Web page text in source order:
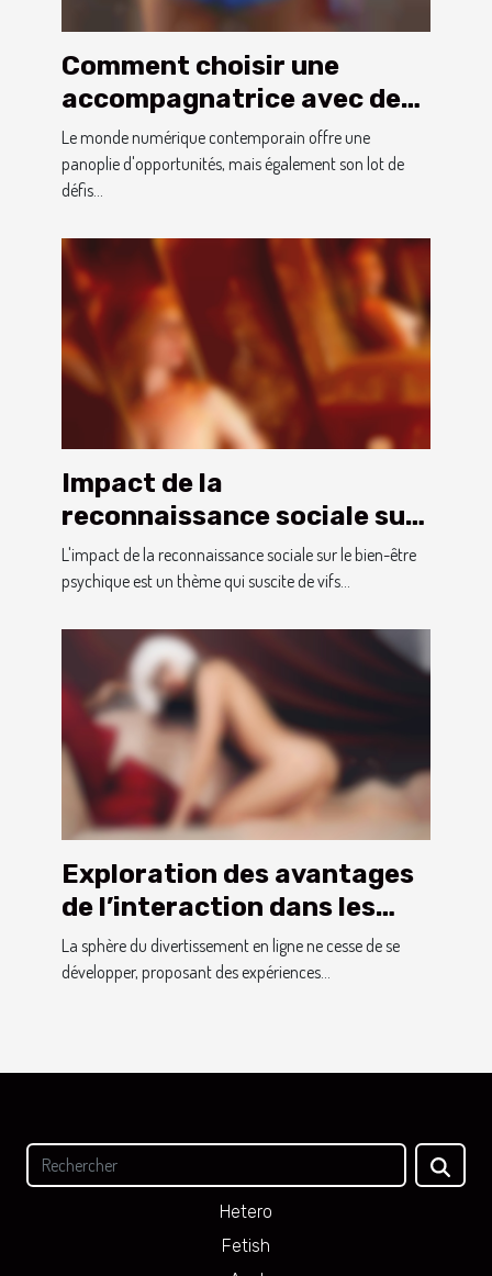
Comment choisir une
accompagnatrice avec des
photos vérifiées
Le monde numérique contemporain offre une
panoplie d'opportunités, mais également son lot de
défis...
Impact de la
reconnaissance sociale sur
la santé mentale des
transgenres
L'impact de la reconnaissance sociale sur le bien-être
psychique est un thème qui suscite de vifs...
Exploration des avantages
de l’interaction dans les
jeux pour adultes en ligne
La sphère du divertissement en ligne ne cesse de se
développer, proposant des expériences...
Hetero
Fetish